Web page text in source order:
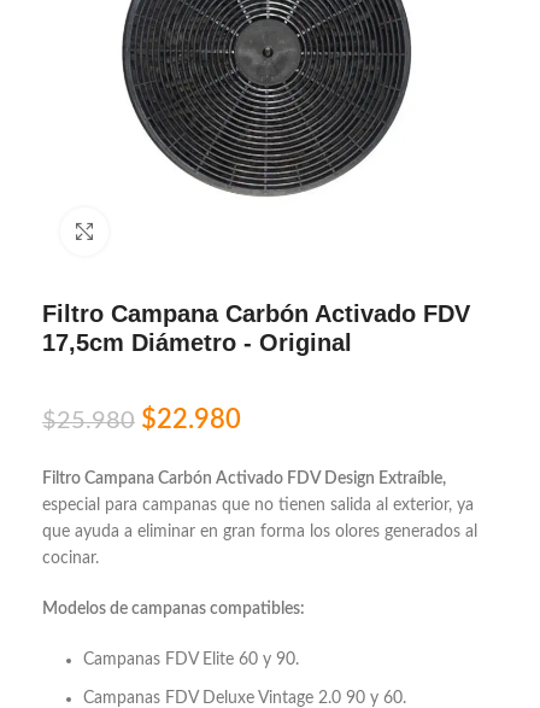
Filtro Campana Carbón Activado FDV
17,5cm Diámetro - Original
$25.980 $22.980
Filtro Campana Carbón Activado FDV Design Extraíble,
especial para campanas que no tienen salida al exterior, ya
que ayuda a eliminar en gran forma los olores generados al
cocinar.
Modelos de campanas compatibles:
Campanas FDV Elite 60 y 90.
Campanas FDV Deluxe Vintage 2.0 90 y 60.